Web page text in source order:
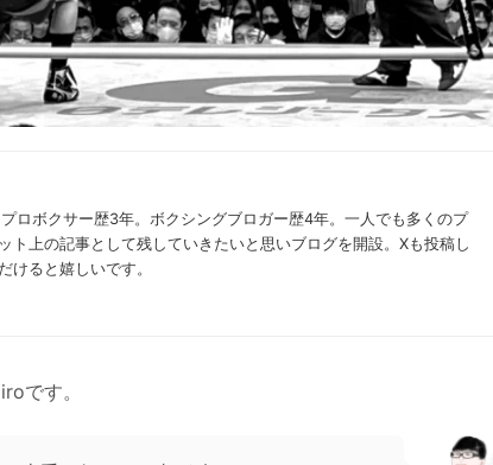
ロボクサー歴3年。ボクシングブロガー歴4年。一人でも多くのプ
ト上の記事として残していきたいと思いブログを開設。Xも投稿し
けると嬉しいです。
です。